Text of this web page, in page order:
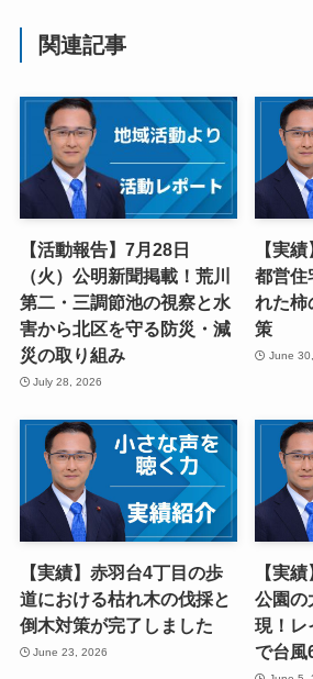
関連記事
【活動報告】7月28日
（火）公明新聞掲載！荒川
第二・三調節池の視察と水
害から北区を守る防災・減
災の取り組み
July 28, 2026
【実
都営住
れた柿
策
June
【実績】赤羽台4丁目の歩
道における枯れ木の伐採と
倒木対策が完了しました
June 23, 2026
【実
公園の
現！レ
で台風